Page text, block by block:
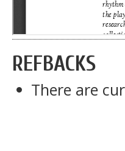
REFBACKS
There are